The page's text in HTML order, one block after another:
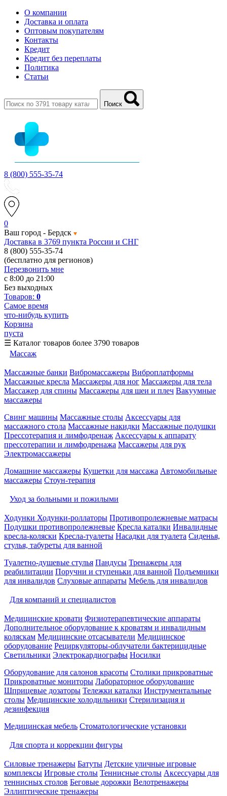
О компании
Доставка и оплата
Оптовым покупателям
Контакты
Кредит
Кредит без переплаты
Политика
Статьи
Поиск
8 (800) 555-35-74
0
Ваш город - Бердск
Доставка в 3769 пункта России и СНГ
8 (800) 555-35-74
(бесплатно для регионов)
Перезвонить мне
с 8:00 до 21:00
Без выходных
Товаров: 0
Самое время
что-нибудь купить
Корзина
пуста
☰ Каталог товаров более 3790 товаров
Массаж
Массажные банки Вибромассажеры Виброплатформы
Массажные кресла Массажеры для ног Массажеры для тела
Массажер для спины Массажеры для шеи и плеч Вакуумные
массажеры
Свинг машины Массажные столы Аксессуары для
массажного стола Массажные накидки Массажные подушки
Прессотерапия и лимфодренаж Аксессуары к аппарату
прессотерапии и лимфодренажа Массажеры для рук
Электромассажеры
Домашние массажеры Кушетки для массажа Автомобильные
массажеры Стоун-терапия
Уход за больными и пожилыми
Ходунки Ходунки-роллаторы Противопролежневые матрасы
Подушки противопролежневые Кресла каталки Инвалидные
кресла-коляски Кресла-туалеты Насадки для туалета Сиденья,
стулья, табуреты для ванной
Туалетно-душевые стулья Пандусы Тренажеры для
реабилитации Поручни и ступеньки для ванной Подъемники
для инвалидов Слуховые аппараты Мебель для инвалидов
Для компаний и специалистов
Медицинские кровати Физиотерапевтические аппараты
Дополнительное оборудование к кроватям и инвалидным
коляскам Медицинские отсасыватели Медицинское
оборудование Рециркуляторы-облучатели бактерицидные
Светильники Электрокардиографы Носилки
Оборудование для салонов красоты Столики прикроватные
Прикроватные мониторы Лабораторное оборудование
Шприцевые дозаторы Тележки каталки Инструментальные
столы Медицинские холодильники Стерилизация и
дезинфекция
Медицинская мебель Стоматологические установки
Для спорта и коррекции фигуры
Силовые тренажеры Батуты Детские уличные игровые
комплексы Игровые столы Теннисные столы Аксессуары для
теннисных столов Беговые дорожки Велотренажеры
Эллиптические тренажеры